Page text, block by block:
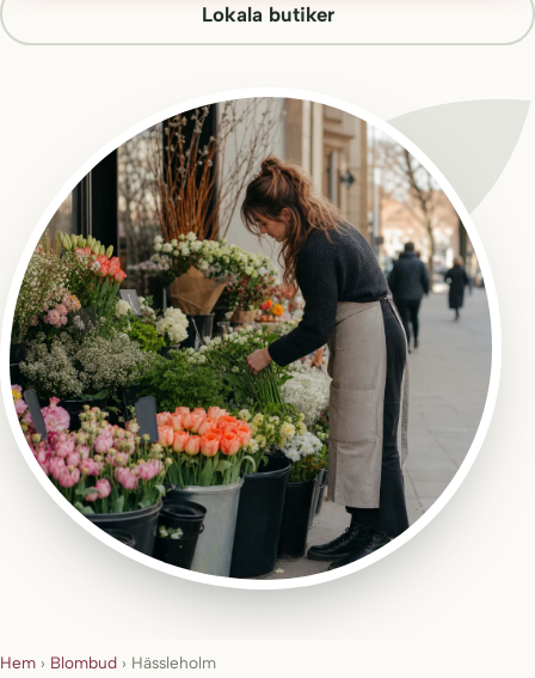
Lokala butiker
Hem › Blombud › Hässleholm